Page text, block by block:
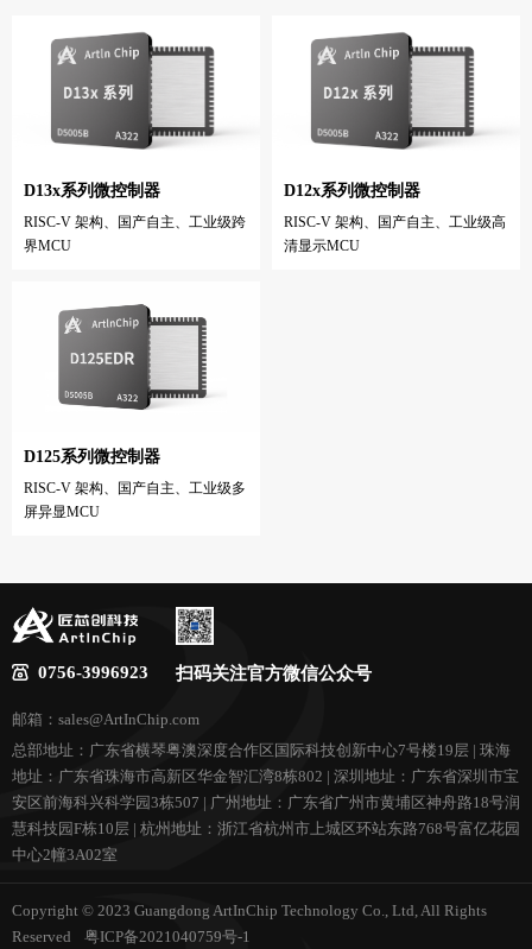
D13x系列微控制器
RISC-V 架构、国产自主、工业级跨
界MCU
D12x系列微控制器
RISC-V 架构、国产自主、工业级高
清显示MCU
D125系列微控制器
RISC-V 架构、国产自主、工业级多
屏异显MCU
0756-3996923 扫码关注官方微信公众号
邮箱：sales@ArtInChip.com
总部地址：广东省横琴粤澳深度合作区国际科技创新中心7号楼19层 | 珠海
地址：广东省珠海市高新区华金智汇湾8栋802 | 深圳地址：广东省深圳市宝
安区前海科兴科学园3栋507 | 广州地址：广东省广州市黄埔区神舟路18号润
慧科技园F栋10层 | 杭州地址：浙江省杭州市上城区环站东路768号富亿花园
中心2幢3A02室
Copyright © 2023 Guangdong ArtInChip Technology Co., Ltd, All Rights
Reserved
粤ICP备2021040759号-1